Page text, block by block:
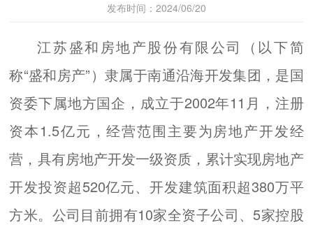
发布时间：2024/06/20
江苏盛和房地产股份有限公司（以下简
称“盛和房产”）隶属于南通沿海开发集团，是国
资委下属地方国企，成立于2002年11月，注册
资本1.5亿元，经营范围主要为房地产开发经
营，具有房地产开发一级资质，累计实现房地产
开发投资超520亿元、开发建筑面积超380万平
方米。公司目前拥有10家全资子公司、5家控股